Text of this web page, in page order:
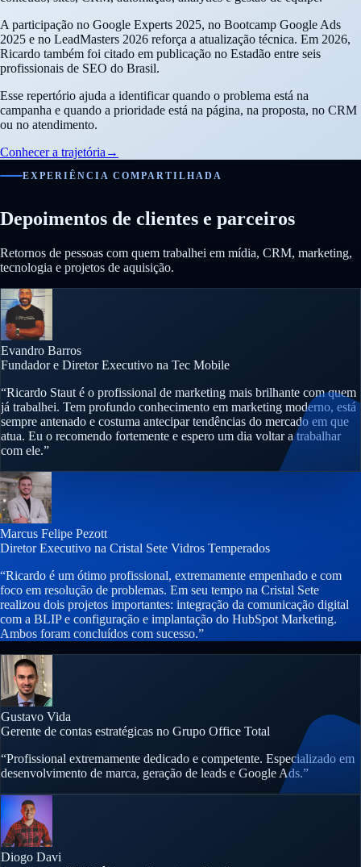
A participação no Google Experts 2025, no Bootcamp Google Ads
2025 e no LeadMasters 2026 reforça a atualização técnica. Em 2026,
Ricardo também foi citado em publicação no Estadão entre seis
profissionais de SEO do Brasil.
Esse repertório ajuda a identificar quando o problema está na
campanha e quando a prioridade está na página, na proposta, no CRM
ou no atendimento.
Conhecer a trajetória →
EXPERIÊNCIA COMPARTILHADA
Depoimentos de clientes e parceiros
Retornos de pessoas com quem trabalhei em mídia, CRM, marketing,
tecnologia e projetos de aquisição.
Evandro Barros
Fundador e Diretor Executivo na Tec Mobile
“Ricardo Staut é o profissional de marketing mais brilhante com quem
já trabalhei. Tem profundo conhecimento em marketing moderno, está
sempre antenado e costuma antecipar tendências do mercado em que
atua. Eu o recomendo fortemente e espero um dia voltar a trabalhar
com ele.”
Marcus Felipe Pezott
Diretor Executivo na Cristal Sete Vidros Temperados
“Ricardo é um ótimo profissional, extremamente empenhado e com
foco em resolução de problemas. Em seu tempo na Cristal Sete
realizou dois projetos importantes: integração da comunicação digital
com a BLIP e configuração e implantação do HubSpot Marketing.
Ambos foram concluídos com sucesso.”
Gustavo Vida
Gerente de contas estratégicas no Grupo Office Total
“Profissional extremamente dedicado e competente. Especializado em
desenvolvimento de marca, geração de leads e Google Ads.”
Diogo Davi